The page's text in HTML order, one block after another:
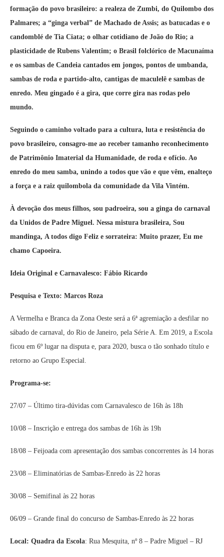
formação do povo brasileiro: a realeza de Zumbi, do Quilombo dos
Palmares; a “ginga verbal” de Machado de Assis; as batucadas e o
candomblé de Tia Ciata; o olhar cotidiano de João do Rio; a
plasticidade de Rubens Valentim; o Brasil folclórico de Macunaíma
e os sambas de Candeia cantados em jongos, pontos de umbanda,
sambas de roda e partido-alto, cantigas de maculelê e sambas de
enredo. Meu gingado é a gira, que corre gira nas rodas pelo
mundo.
Seguindo o caminho voltado para a cultura, luta e resistência do
povo brasileiro, consagro-me ao receber tamanho reconhecimento
de Patrimônio Imaterial da Humanidade, de roda e ofício. Ao
enredo do meu samba, unindo a todos que vão e que vêm, enalteço
a força e a raiz quilombola da comunidade da Vila Vintém.
​À devoção dos meus filhos, sou padroeira, sou a ginga do carnaval
da Unidos de Padre Miguel. Nessa mistura brasileira, Sou
mandinga, A todos digo Feliz e sorrateira: Muito prazer, Eu me
chamo Capoeira.
Ideia Original e Carnavalesco: Fábio Ricardo
Pesquisa e Texto: Marcos Roza
A Vermelha e Branca da Zona Oeste será a 6ª agremiação a desfilar no
sábado de carnaval, do Rio de Janeiro, pela Série A. Em 2019, a Escola
ficou em 6º lugar na disputa e, para 2020, busca o tão sonhado título e
retorno ao Grupo Especial.
Programa-se:
27/07 – Último tira-dúvidas com Carnavalesco de 16h às 18h
10/08 – Inscrição e entrega dos sambas de 16h às 19h
18/08 – Feijoada com apresentação dos sambas concorrentes às 14 horas
23/08 – Eliminatórias de Sambas-Enredo às 22 horas
30/08 – Semifinal às 22 horas
06/09 – Grande final do concurso de Sambas-Enredo às 22 horas
Local: Quadra da Escola: Rua Mesquita, nº 8 – Padre Miguel – RJ